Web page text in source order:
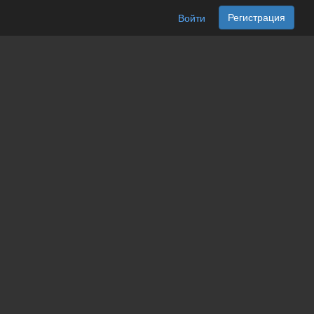
Войти Регистрация